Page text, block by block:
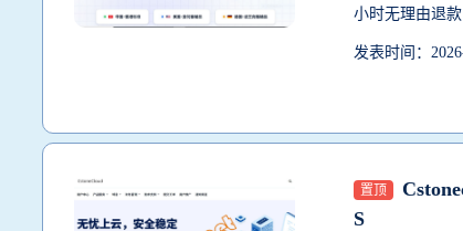
小时无理由退
发表时间：
置顶
S